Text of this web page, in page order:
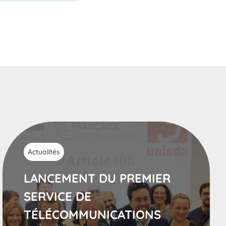
Actualités
LANCEMENT DU PREMIER
SERVICE DE
TÉLÉCOMMUNICATIONS